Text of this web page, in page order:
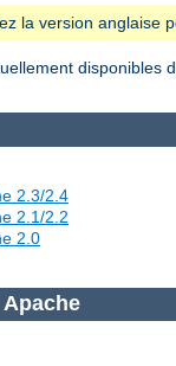
la version anglaise
disponibles
2.3/2.4
2.1/2.2
2.0